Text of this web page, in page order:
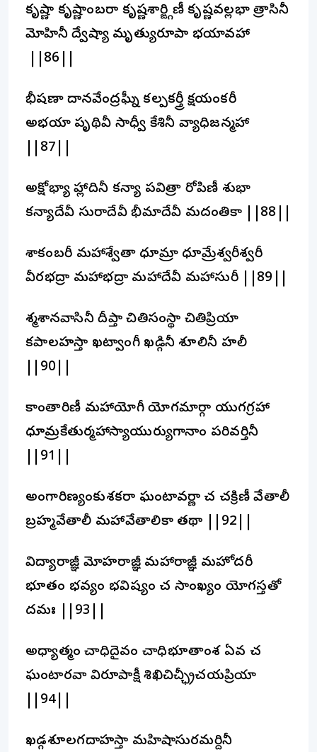
కృష్ణా కృష్ణాంబరా కృష్ణశార్ఙ్గిణీ కృష్ణవల్లభా త్రాసినీ
మోహినీ ద్వేష్యా మృత్యురూపా భయావహా
||86||
భీషణా దానవేంద్రఘ్నీ కల్పకర్త్రీ క్షయంకరీ
అభయా పృథివీ సాధ్వీ కేశినీ వ్యాధిజన్మహా
||87||
అక్షోభ్యా హ్లాదినీ కన్యా పవిత్రా రోపిణీ శుభా
కన్యాదేవీ సురాదేవీ భీమాదేవీ మదంతికా ||88||
శాకంబరీ మహాశ్వేతా ధూమ్రా ధూమ్రేశ్వరీశ్వరీ
వీరభద్రా మహాభద్రా మహాదేవీ మహాసురీ ||89||
శ్మశానవాసినీ దీప్తా చితిసంస్థా చితిప్రియా
కపాలహస్తా ఖట్వాంగీ ఖడ్గినీ శూలినీ హలీ
||90||
కాంతారిణీ మహాయోగీ యోగమార్గా యుగగ్రహా
ధూమ్రకేతుర్మహాస్యాయుర్యుగానాం పరివర్తినీ
||91||
అంగారిణ్యంకుశకరా ఘంటావర్ణా చ చక్రిణీ వేతాలీ
బ్రహ్మవేతాలీ మహావేతాలికా తథా ||92||
విద్యారాజ్ఞీ మోహరాజ్ఞీ మహారాజ్ఞీ మహోదరీ
భూతం భవ్యం భవిష్యం చ సాంఖ్యం యోగస్తతో
దమః ||93||
అధ్యాత్మం చాధిదైవం చాధిభూతాంశ ఏవ చ
ఘంటారవా విరూపాక్షీ శిఖిచిచ్ఛ్రీచయప్రియా
||94||
ఖడ్గశూలగదాహస్తా మహిషాసురమర్దినీ